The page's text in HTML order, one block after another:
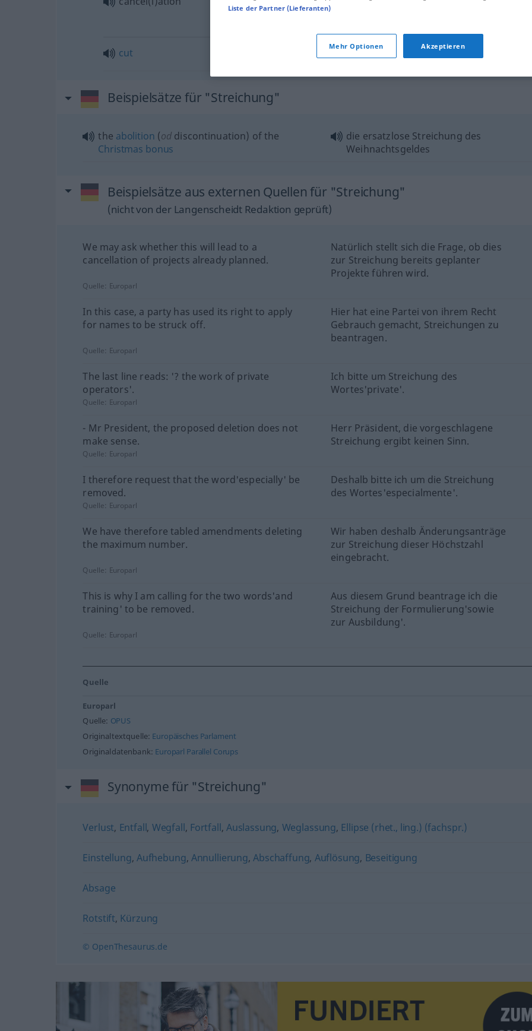
cut Streichung einer Szene
Beispielsätze für "Streichung"
the abolition (od discontinuation) of the
Christmas bonus
die ersatzlose Streichung des
Weihnachtsgeldes
Beispielsätze aus externen Quellen für "Streichung"
(nicht von der Langenscheidt Redaktion geprüft)
We may ask whether this will lead to a
cancellation of projects already planned.
Natürlich stellt sich die Frage, ob dies
zur Streichung bereits geplanter
Projekte führen wird.
Quelle: Europarl
In this case, a party has used its right to apply
for names to be struck off.
Hier hat eine Partei von ihrem Recht
Gebrauch gemacht, Streichungen zu
beantragen.
Quelle: Europarl
The last line reads: '? the work of private
operators'.
Ich bitte um Streichung des
Wortes'private'.
Quelle: Europarl
- Mr President, the proposed deletion does not
make sense.
Herr Präsident, die vorgeschlagene
Streichung ergibt keinen Sinn.
Quelle: Europarl
I therefore request that the word'especially' be
removed.
Deshalb bitte ich um die Streichung
des Wortes'especialmente'.
Quelle: Europarl
We have therefore tabled amendments deleting
the maximum number.
Wir haben deshalb Änderungsanträge
zur Streichung dieser Höchstzahl
eingebracht.
Quelle: Europarl
This is why I am calling for the two words'and
training' to be removed.
Aus diesem Grund beantrage ich die
Streichung der Formulierung'sowie
zur Ausbildung'.
Quelle: Europarl
Quelle
Europarl
Quelle: OPUS
Originaltextquelle: Europäisches Parlament
Originaldatenbank: Europarl Parallel Corups
Synonyme für "Streichung"
Verlust, Entfall, Wegfall, Fortfall, Auslassung, Weglassung, Ellipse (rhet., ling.) (fachspr.)
Einstellung, Aufhebung, Annullierung,Abschaffung, Auflösung, Beseitigung
Absage
Rotstift, Kürzung
© OpenThesaurus.de
Liste der Partner (Lieferanten)
Mehr Optionen Akzeptieren